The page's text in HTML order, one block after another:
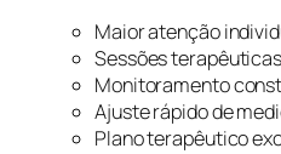
Maior atenção
Sessões
Monitoramento
Ajuste rápido de
Plano terapêutico